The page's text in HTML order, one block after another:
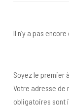
Il n’y a pas encore
Soyez le premier
Votre adresse de
obligatoires sont